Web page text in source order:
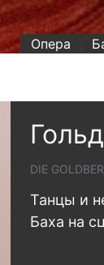
Опера
DIE
Танцы и
Баха на